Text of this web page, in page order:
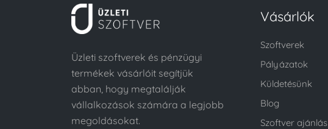
Üzleti szoftverek és pénzügyi
termékek vásárlóit segítjük
abban, hogy megtalálják
vállalkozások számára a legjobb
megoldásokat.
Vásárlók
Szoftverek
Pályázatok
Küldetésünk
Blog
Szoftver ajánlás